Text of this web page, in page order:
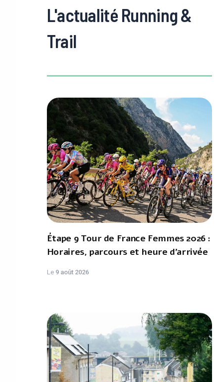
L'actualité Running &
Trail
Étape 9 Tour de France Femmes 2026 :
Horaires, parcours et heure d’arrivée
Le 9 août 2026